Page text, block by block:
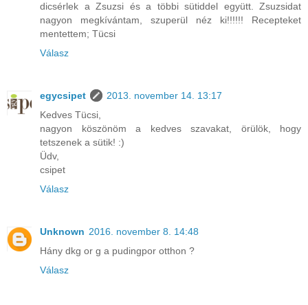
dicsérlek a Zsuzsi és a többi sütiddel együtt. Zsuzsidat
nagyon megkívántam, szuperül néz ki!!!!!! Recepteket
mentettem; Tücsi
Válasz
egycsipet
2013. november 14. 13:17
Kedves Tücsi,
nagyon köszönöm a kedves szavakat, örülök, hogy
tetszenek a sütik! :)
Üdv,
csipet
Válasz
Unknown 2016. november 8. 14:48
Hány dkg or g a pudingpor otthon ?
Válasz